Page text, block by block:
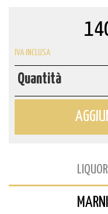
IVA INCLUSA
Quantità